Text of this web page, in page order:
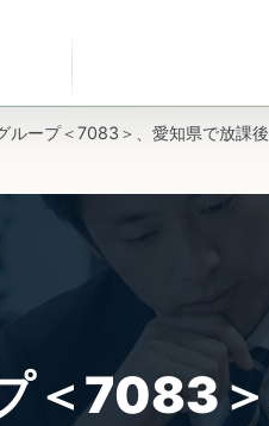
ループ＜7083＞、愛知県で放課
＜7083